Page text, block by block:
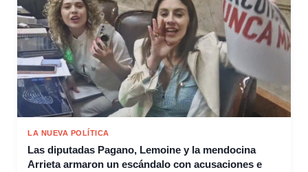
LA NUEVA POLÍTICA
Las diputadas Pagano, Lemoine y la mendocina
Arrieta armaron un escándalo con acusaciones e